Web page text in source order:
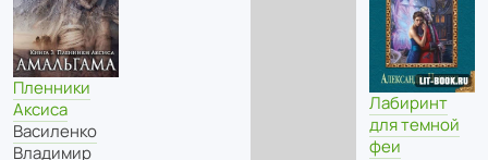
Пленники
Аксиса
Василенко
Владимир
Лабиринт
для темной
феи